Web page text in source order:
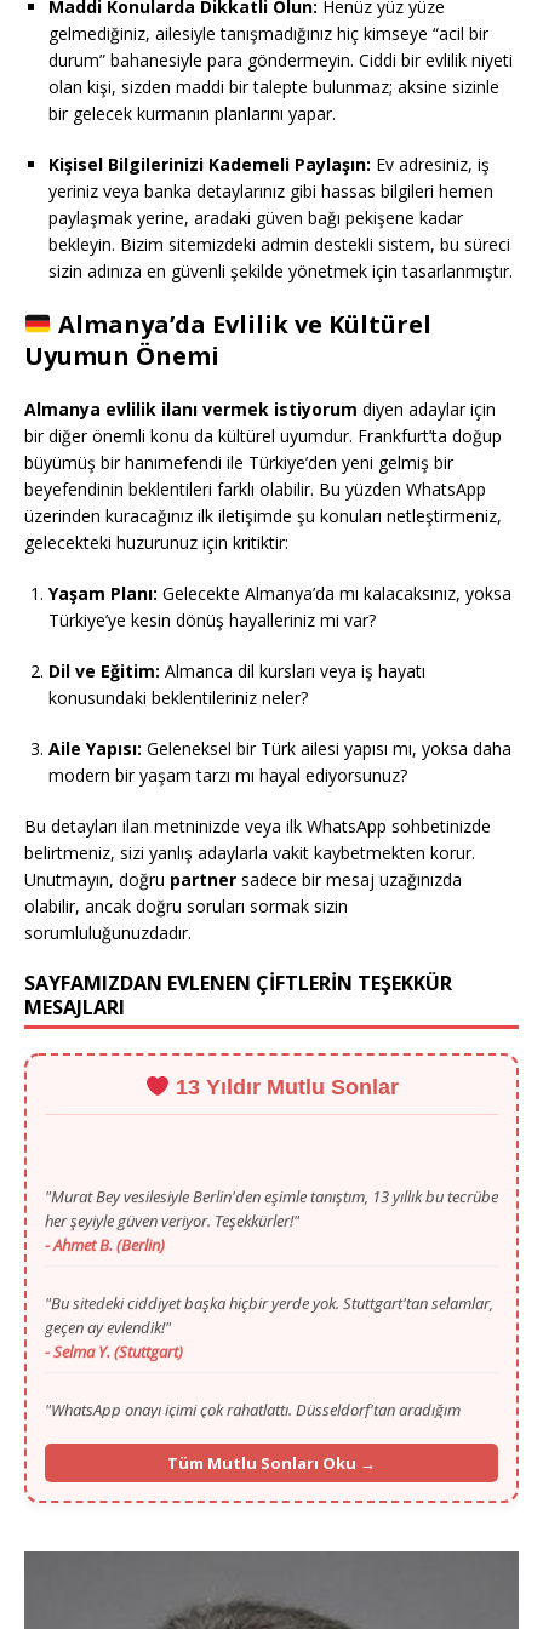
Maddi Konularda Dikkatli Olun: Henüz yüz yüze
gelmediğiniz, ailesiyle tanışmadığınız hiç kimseye “acil bir
durum” bahanesiyle para göndermeyin. Ciddi bir evlilik niyeti
olan kişi, sizden maddi bir talepte bulunmaz; aksine sizinle
bir gelecek kurmanın planlarını yapar.
Kişisel Bilgilerinizi Kademeli Paylaşın: Ev adresiniz, iş
yeriniz veya banka detaylarınız gibi hassas bilgileri hemen
paylaşmak yerine, aradaki güven bağı pekişene kadar
bekleyin. Bizim sitemizdeki admin destekli sistem, bu süreci
sizin adınıza en güvenli şekilde yönetmek için tasarlanmıştır.
Almanya’da Evlilik ve Kültürel
Uyumun Önemi
Almanya evlilik ilanı vermek istiyorum diyen adaylar için
bir diğer önemli konu da kültürel uyumdur. Frankfurt’ta doğup
büyümüş bir hanımefendi ile Türkiye’den yeni gelmiş bir
beyefendinin beklentileri farklı olabilir. Bu yüzden WhatsApp
üzerinden kuracağınız ilk iletişimde şu konuları netleştirmeniz,
gelecekteki huzurunuz için kritiktir:
Yaşam Planı: Gelecekte Almanya’da mı kalacaksınız, yoksa
Türkiye’ye kesin dönüş hayalleriniz mi var?
Dil ve Eğitim: Almanca dil kursları veya iş hayatı
konusundaki beklentileriniz neler?
Aile Yapısı: Geleneksel bir Türk ailesi yapısı mı, yoksa daha
modern bir yaşam tarzı mı hayal ediyorsunuz?
Bu detayları ilan metninizde veya ilk WhatsApp sohbetinizde
belirtmeniz, sizi yanlış adaylarla vakit kaybetmekten korur.
Unutmayın, doğru partner sadece bir mesaj uzağınızda
olabilir, ancak doğru soruları sormak sizin
sorumluluğunuzdadır.
SAYFAMIZDAN EVLENEN ÇİFTLERİN TEŞEKKÜR
MESAJLARI
13 Yıldır Mutlu Sonlar
- Ahmet B. (Berlin)
"Bu sitedeki ciddiyet başka hiçbir yerde yok. Stuttgart'tan selamlar,
- Selma Y. (Stuttgart)
"WhatsApp onayı içimi çok rahatlattı. Düsseldorf'tan aradığım
- Mustafa T. (Düsseldorf)
"Gurbette yalnızlık zordu ama Murat Bey'in ilgisi ve portalı
sayesinde Köln'den hayat arkadaşımı buldum."
güvendim. Münih'ten selamlar, mutluyuz!"
Tüm Mutlu Sonları Oku →